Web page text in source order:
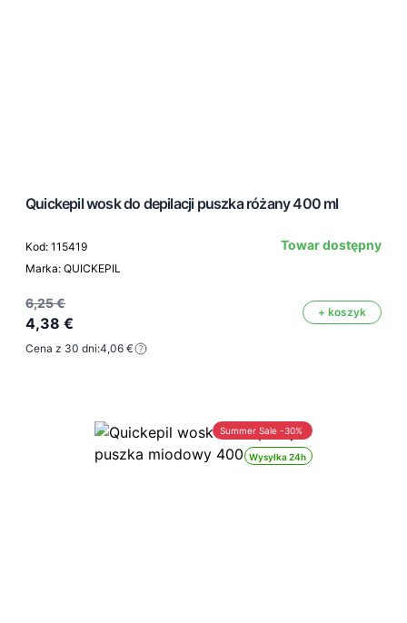
Quickepil wosk do depilacji puszka różany 400 ml
Kod: 115419
Marka: QUICKEPIL
Towar dostępny
6,25 €
4,38 €
+ koszyk
Cena z 30 dni:4,06 €
Wysyłka 24h
Summer Sale -30%